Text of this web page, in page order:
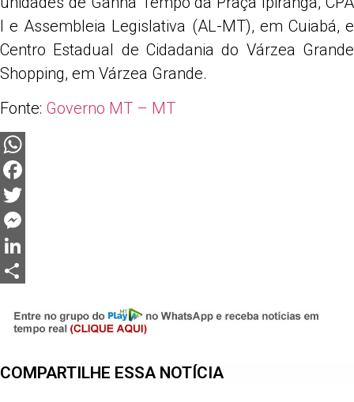
I e Assembleia Legislativa (AL-MT), em Cuiabá, e
Centro Estadual de Cidadania do Várzea Grande
Shopping, em Várzea Grande.
Fonte: Governo MT – MT
WhatsApp
Facebook
Twitter
Messenger
LinkedIn
COMPARTILHE ESSA NOTÍCIA